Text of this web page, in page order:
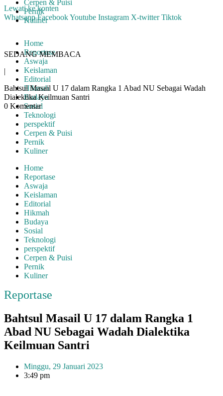
Lewati ke konten
Whatsapp FacebookYoutube Instagram X-twitter Tiktok
Home
Reportase
Aswaja
Keislaman
Editorial
Hikmah
Budaya
Sosial
Teknologi
perspektif
Cerpen & Puisi
Pernik
Kuliner
Home
Reportase
Aswaja
Keislaman
Editorial
Hikmah
Budaya
Sosial
Teknologi
perspektif
Cerpen & Puisi
Pernik
Kuliner
Cerpen & Puisi
Pernik
Kuliner
SEDANG MEMBACA
|
Bahtsul Masail U 17 dalam Rangka 1 Abad NU Sebagai Wadah
Dialektika Keilmuan Santri
0 Komentar
Reportase
Bahtsul Masail U 17 dalam Rangka 1
Abad NU Sebagai Wadah Dialektika
Keilmuan Santri
Minggu, 29 Januari 2023
3:49 pm